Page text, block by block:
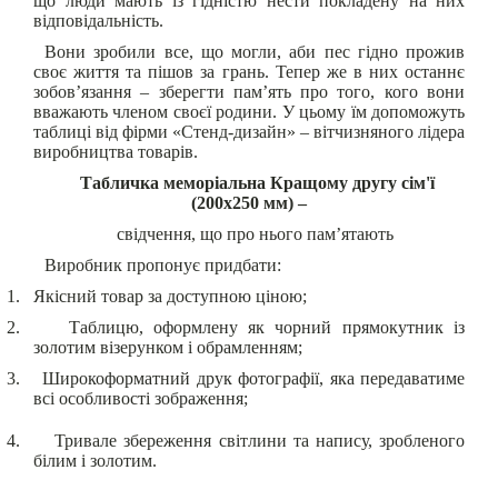
відповідальність.
Вони зробили все, що могли, аби пес гідно прожив
своє життя та пішов за грань. Тепер же в них останнє
зобов’язання – зберегти пам’ять про того, кого вони
вважають членом своєї родини. У цьому їм допоможуть
таблиці від фірми «Стенд-дизайн» – вітчизняного лідера
виробництва товарів.
Табличка меморіальна Кращому другу сім'ї
(200х250 мм) –
свідчення, що про нього пам’ятають
Виробник пропонує придбати:
1.
Якісний товар за доступною ціною;
2.
Таблицю, оформлену як чорний прямокутник із
золотим візерунком і обрамленням;
3.
Широкоформатний друк фотографії, яка передаватиме
всі особливості зображення;
4.
Тривале збереження світлини та напису, зробленого
білим і золотим.